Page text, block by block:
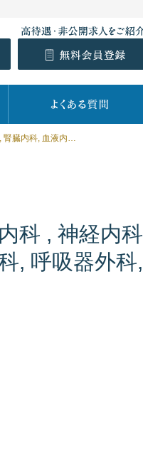
内科, 消化器内科 , 循環器内科, 呼吸器内科 , 腎臓内科, 血液内科 , 神経内科 , 老人内科, 総合診療科, 内科, 外科, 消化器外科, 心臓血管外科, 呼吸器外科, 脳神経外科, 整形外科, 精神科, 訪問診療
科 , 神経内科
, 呼吸器外科,